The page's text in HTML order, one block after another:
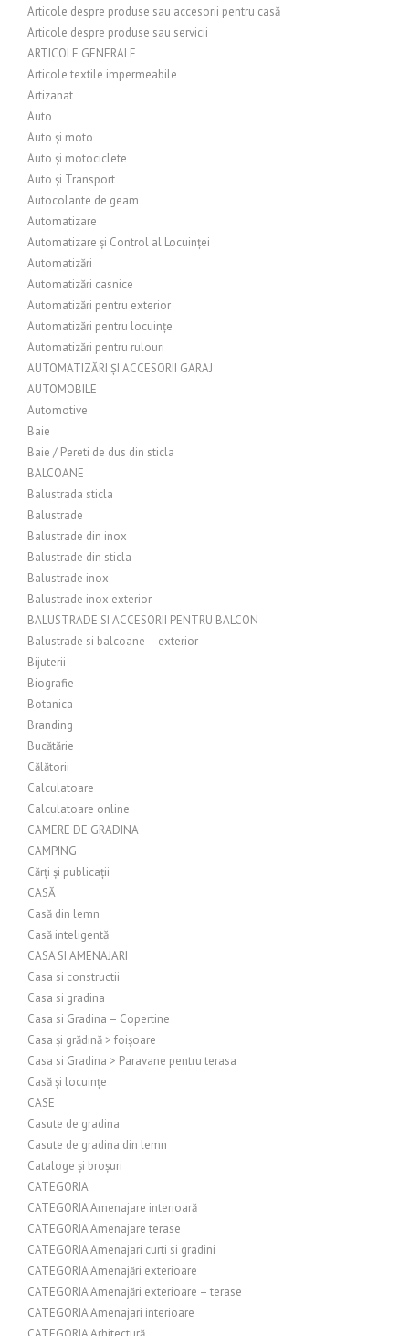
Articole despre produse sau accesorii pentru casă
Articole despre produse sau servicii
ARTICOLE GENERALE
Articole textile impermeabile
Artizanat
Auto
Auto și moto
Auto și motociclete
Auto și Transport
Autocolante de geam
Automatizare
Automatizare și Control al Locuinței
Automatizări
Automatizări casnice
Automatizări pentru exterior
Automatizări pentru locuințe
Automatizări pentru rulouri
AUTOMATIZĂRI ȘI ACCESORII GARAJ
AUTOMOBILE
Automotive
Baie
Baie / Pereti de dus din sticla
BALCOANE
Balustrada sticla
Balustrade
Balustrade din inox
Balustrade din sticla
Balustrade inox
Balustrade inox exterior
BALUSTRADE SI ACCESORII PENTRU BALCON
Balustrade si balcoane – exterior
Bijuterii
Biografie
Botanica
Branding
Bucătărie
Călătorii
Calculatoare
Calculatoare online
CAMERE DE GRADINA
CAMPING
Cărți și publicații
CASĂ
Casă din lemn
Casă inteligentă
CASA SI AMENAJARI
Casa si constructii
Casa si gradina
Casa si Gradina – Copertine
Casa și grădină > foișoare
Casa si Gradina > Paravane pentru terasa
Casă și locuințe
CASE
Casute de gradina
Casute de gradina din lemn
Cataloge și broșuri
CATEGORIA
CATEGORIA Amenajare interioară
CATEGORIA Amenajare terase
CATEGORIA Amenajari curti si gradini
CATEGORIA Amenajări exterioare
CATEGORIA Amenajări exterioare – terase
CATEGORIA Amenajari interioare